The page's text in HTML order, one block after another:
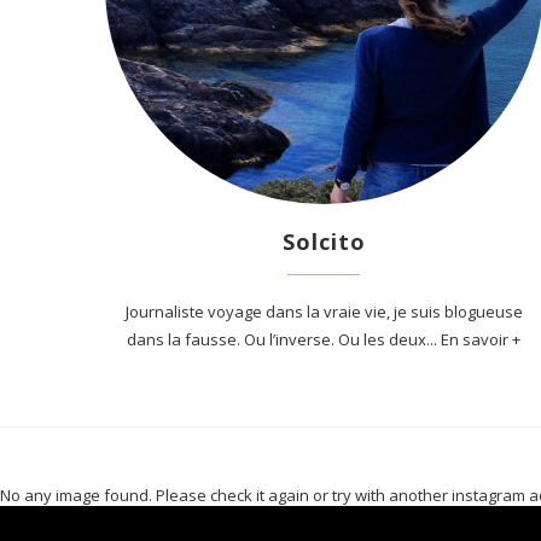
Solcito
Journaliste voyage dans la vraie vie, je suis blogueuse
dans la fausse. Ou l’inverse. Ou les deux... En savoir +
No any image found. Please check it again or try with another instagram